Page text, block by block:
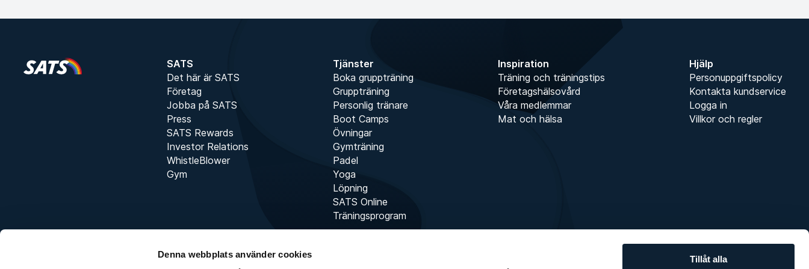
Denna webbplats använder cookies
Tillåt alla
SATS
Det här är SATS
Företag
Jobba på SATS
Press
SATS Rewards
Investor Relations
WhistleBlower
Gym
Tjänster
Boka gruppträning
Gruppträning
Personlig tränare
Boot Camps
Övningar
Gymträning
Padel
Yoga
Löpning
SATS Online
Träningsprogram
Inspiration
Träning och träningstips
Företagshälsovård
Våra medlemmar
Mat och hälsa
Hjälp
Personuppgiftspolicy
Kontakta kundservice
Logga in
Villkor och regler